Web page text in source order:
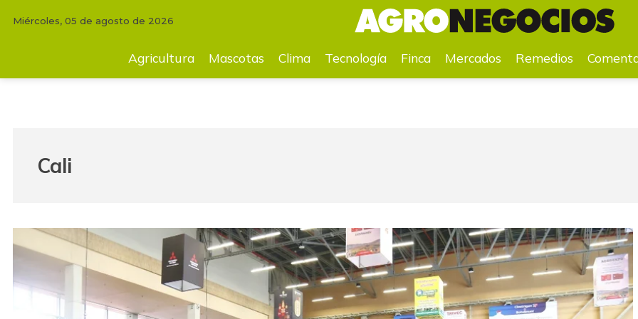
Mascotas Clima Tecnología Mercados Remedios Comentarios Agenda
Miércoles, 05 de agosto de 2026
Agricultura Mascotas Clima Tecnología Finca Mercados Remedios
Cali